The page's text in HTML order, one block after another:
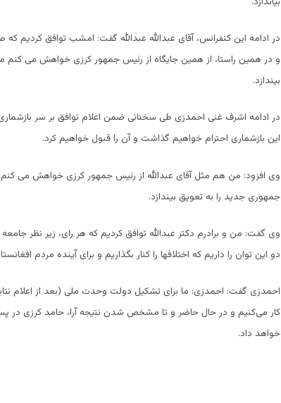
در ادامه این کنفرانس، آقای عبدالله عبدالله گفت: امشب توافق کردیم
و در همین راستا، از همین جایگاه از رئیس جمهور کرزی خواهش می کنم
بیندازد.
در ادامه اشرف غنی احمدزی طی سخنانی ضمن اعلام توافق بر سر
این بازشماری احترام خواهیم گذاشت و آن را قبول خواهیم کرد.
وی افزود: من هم مثل آقای عبدالله از رئیس جمهور کرزی خواهش می کنم
جمهوری جدید را به تعویق بیندازد.
وی گفت:‌ من و برادرم دکتر عبدالله توافق کردیم که هر رای، زیر نظر
دو این توان را داریم که اختلافها را کنار بگذاریم و برای آینده مردم
احمدزی گفت:‌ احمدزی: ما برای تشکیل دولت وحدت ملی (بعد از اعلام
کار می‌کنیم و در حال حاضر و تا مشخص شدن نتیجه آرا، حامد کرزی در
خواهد داد.